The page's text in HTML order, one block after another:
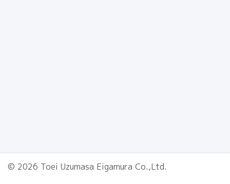
© 2026 Toei Uzumasa Eigamura Co.,Ltd.